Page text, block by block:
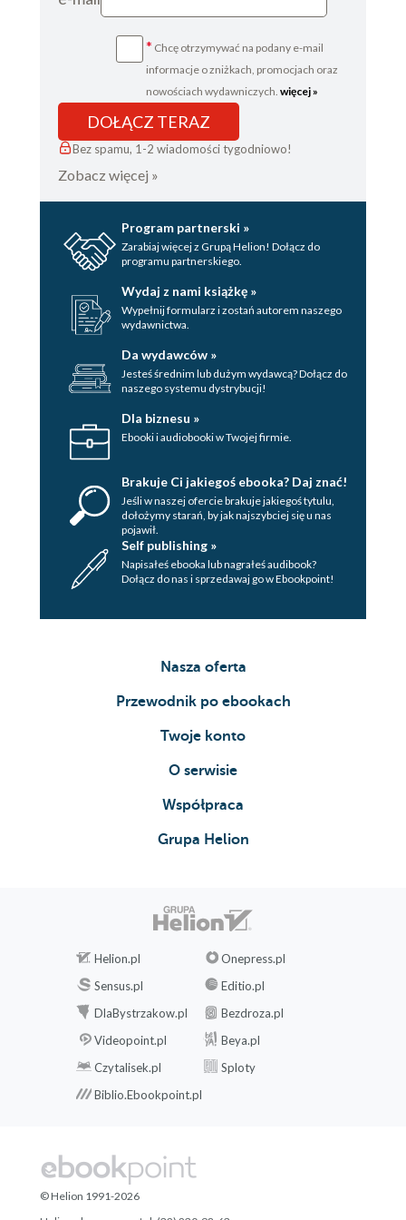
Dzień 19
Dzień 20 przed zmrokiem
Rozdział 23
Rozdział 25
Rozdział 26
Podziękowania
O Autorze
Karta redakcyjna
* Chcę otrzymywać na podany e-mail
informacje o zniżkach, promocjach oraz
nowościach wydawniczych. więcej »
DOŁĄCZ TERAZ
Bez spamu, 1-2 wiadomości tygodniowo!
Zobacz więcej »
Program partnerski »
Zarabiaj więcej z Grupą Helion! Dołącz do
programu partnerskiego.
Wydaj z nami książkę »
Wypełnij formularz i zostań autorem naszego
wydawnictwa.
Da wydawców »
Jesteś średnim lub dużym wydawcą? Dołącz do
naszego systemu dystrybucji!
Dla biznesu »
Ebooki i audiobooki w Twojej firmie.
Brakuje Ci jakiegoś ebooka? Daj znać!
Jeśli w naszej ofercie brakuje jakiegoś tytulu,
dołożymy starań, by jak najszybciej się u nas
pojawił.
Self publishing »
Napisałeś ebooka lub nagrałeś audibook?
Dołącz do nas i sprzedawaj go w Ebookpoint!
Nasza oferta
Przewodnik po ebookach
Twoje konto
O serwisie
Współpraca
Grupa Helion
Helion.pl
Onepress.pl
Sensus.pl
Editio.pl
DlaBystrzakow.pl
Bezdroza.pl
Videopoint.pl
Beya.pl
Czytalisek.pl
Sploty
Biblio.Ebookpoint.pl
© Helion 1991-2026